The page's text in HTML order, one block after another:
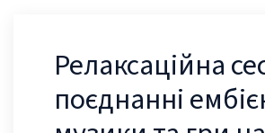
Релаксаційна
поєднанні